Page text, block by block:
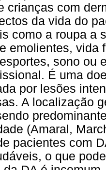
crianças com
da vida do
como a roupa a
emolientes, vida
sono ou
É uma
por lesões
A localização
(Amaral,
pacientes com
o que